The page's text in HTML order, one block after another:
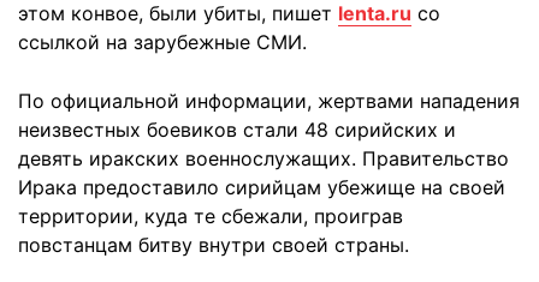
этом конвое, были убиты, пишет lenta.ru со
ссылкой на зарубежные СМИ.
По официальной информации, жертвами нападения
неизвестных боевиков стали 48 сирийских и
девять иракских военнослужащих. Правительство
Ирака предоставило сирийцам убежище на своей
территории, куда те сбежали, проиграв
повстанцам битву внутри своей страны.